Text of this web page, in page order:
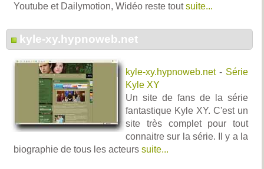
Youtube et Dailymotion, Widéo reste toutsuite...
kyle-xy.hypnoweb.net
kyle-xy.hypnoweb.net- Série
Kyle XY
Un site de fans de la série
fantastique Kyle XY. C'est un
site très complet pour tout
connaitre sur la série. Il y a la
biographie de tous les acteurs suite...